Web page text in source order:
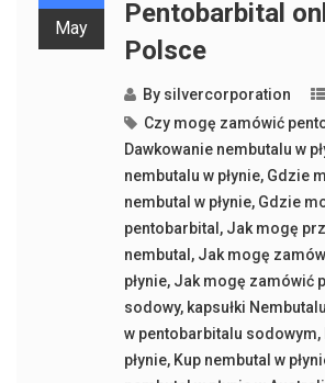
May
Pentobarbital
Polsce
By silvercorporation
Czy mogę zamówić
Dawkowanie nembutalu w
nembutalu w płynie, Gdzie
nembutal w płynie, Gdzie
pentobarbital , Jak mogę
nembutal , Jak mogę
płynie, Jak mogę zamówić
sodowy, kapsułki Nembutalu
w pentobarbitalu sodowym,
płynie, Kup nembutal w